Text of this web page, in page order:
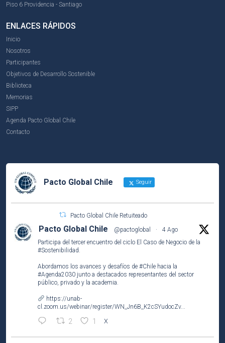
Piso 6 Providencia - Santiago
ENLACES RÁPIDOS
Inicio
Nosotros
Participantes
Objetivos de Desarrollo Sostenible
Biblioteca
Memorias
SIPP
Agenda Pacto Global Chile
Contacto
Pacto Global Chile Seguir
Pacto Global Chile Retuiteado
Pacto Global Chile @pactoglobal ·
4 Ago
Participa del tercer encuentro del ciclo El Caso de Negocio de la
#Sostenibilidad
Abordamos los avances y desafíos de #Chile hacia la
#Agenda2030 junto a destacados representantes del sector
público, privado y la academia.
https://unab-
cl.zoom.us/webinar/register/WN_Jn6B_K2cSYudocZv...
2 1 X